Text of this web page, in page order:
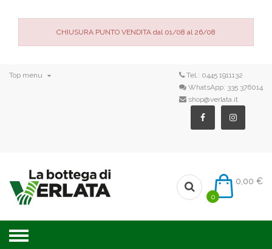
CHIUSURA PUNTO VENDITA dal 01/08 al 26/08
Top menu  Tel.: 0445 1911132
WhatsApp: 335 376014
shop@verlata.it
0,00 €
0